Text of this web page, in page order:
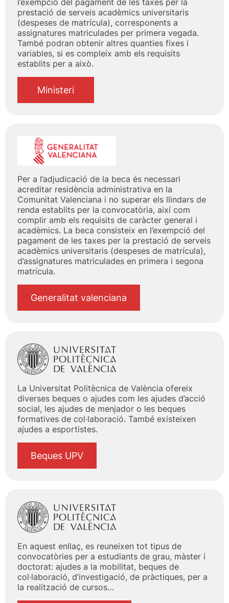
prestació de serveis acadèmics universitaris
(despeses de matrícula), corresponents a
assignatures matriculades per primera vegada.
També podran obtenir altres quanties fixes i
variables, si es compleix amb els requisits
establits per a això.
Ministeri
Per a l’adjudicació de la beca és necessari
acreditar residència administrativa en la
Comunitat Valenciana i no superar els llindars de
renda establits per la convocatòria, així com
complir amb els requisits de caràcter general i
acadèmics. La beca consisteix en l’exempció del
pagament de les taxes per la prestació de serveis
acadèmics universitaris (despeses de matrícula),
d’assignatures matriculades en primera i segona
matrícula.
Generalitat valenciana
La Universitat Politècnica de València ofereix
diverses beques o ajudes com les ajudes d’acció
social, les ajudes de menjador o les beques
formatives de col·laboració. També existeixen
ajudes a esportistes.
Beques UPV
En aquest enllaç, es reuneixen tot tipus de
convocatòries per a estudiants de grau, màster i
doctorat: ajudes a la mobilitat, beques de
col·laboració, d’investigació, de pràctiques, per a
la realització de cursos…